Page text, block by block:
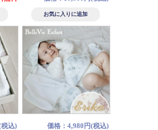
込) 価格：4,980円(税込)